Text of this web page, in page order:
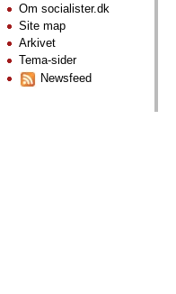
Om socialister.dk
Site map
Arkivet
Tema-sider
Newsfeed